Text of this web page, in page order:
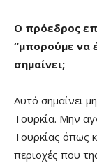
O πρόεδρος
“μπορούμε να
σημαίνει;
Αυτό σημαίνει
Τουρκία. Μην
Τουρκίας όπως
περιοχές που